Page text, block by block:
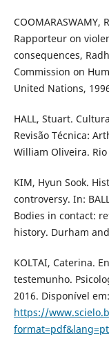
Rapporteur on
consequences,
Commission on
United Nations,
HALL, Stuart.
Revisão Técnica:
William Oliveira. Rio
KIM, Hyun Sook.
controversy. In:
Bodies in contact:
history. Durham
KOLTAI, Caterina.
testemunho.
2016. Disponível em:
https://
format=pdf&lang=pt